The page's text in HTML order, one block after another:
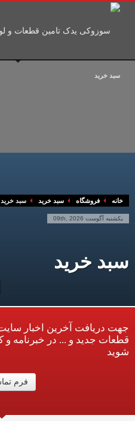
به سادگی از فروشگاه ما
ورود یا ایجاد
2
قطعات
سبد خرید
خانه فروشگاه سبد خرید سبد
یکشنبه آگوست 09th, 2026
سبد خرید
جهت دریافت آخرین اخبار سایت
قطعات جدید و ... در خبرنامه
شوید
فرم